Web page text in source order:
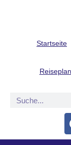
Startseite